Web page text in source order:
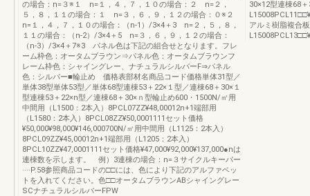
の場合：n=３※１ n=１，４，７，１０の場合：２ n=２，
５，８，１１の場合：１ n=３，６，９，１２の場合：０※２
n=１，４，７，１０の場合：（n-1）/3×4＋3 n=２，５，８，
１１の場合：（n-2）/3×4＋5 n=３，６，９，１２の場合：
（n-3）/3×4＋7※3 パネル色は下記の組合せとなります。フレ
ーム枠色：オータムブラウン⇒パネル色：オータムブラウンフ
レーム枠色：シャイングレー、ナチュラルシルバーF⇒パネル
色：シルバー■輪止め 価格表部材名商品コード価格単体31型／
単体38型単体53型／単体68型連棟53＋22×１型／連棟68＋30×１
型連棟53＋22×n型／連棟68＋30×ｎ型輪止め600・1500N/㎡用
中間用（L1500：2本入）8PCL07ZZ¥48,00012n+1端部用
（L1580：2本入）8PCL08ZZ¥50,0001111セット価格
¥50,000¥98,000¥146,000700N/㎡用中間用（L1125：2本入）
8PCL09ZZ¥45,00012n+1端部用（L1205：2本入）
8PCL10ZZ¥47,0001111セット価格¥47,000¥92,000¥137,000●nは
連棟数を示します。 例）3連棟の場合：n=３サイクルキーパー
····P.58参照商品コードの□□には、色により下記のアルファベッ
トを入れてください。色□□オータムブラウンABシャイングレー
SCナチュラルシルバーFPW
30×12型連棟68
アルミ樹脂複合板